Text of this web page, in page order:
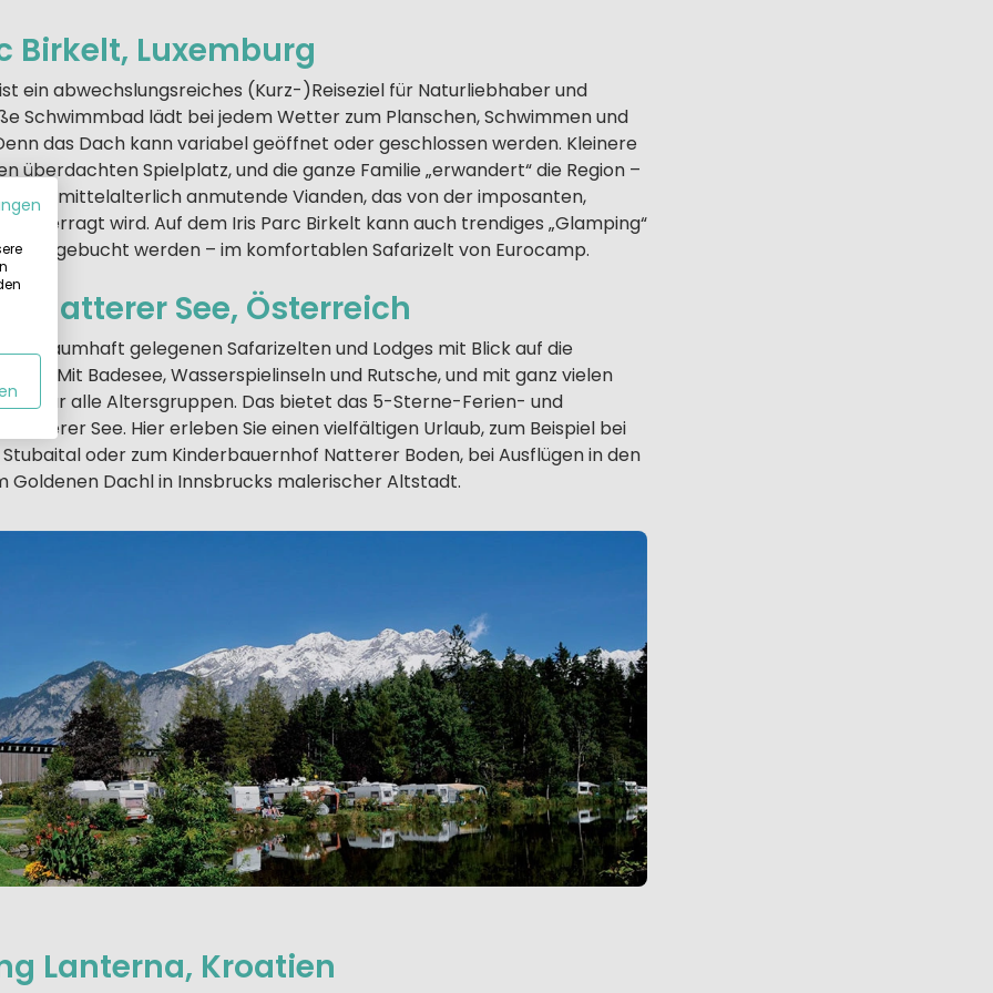
Birkelt, Luxemburg
ein abwechslungsreiches (Kurz-)Reiseziel für Naturliebhaber und
Schwimmbad lädt bei jedem Wetter zum Planschen, Schwimmen und
das Dach kann variabel geöffnet oder geschlossen werden. Kleinere
überdachten Spielplatz, und die ganze Familie „erwandert“ die Region –
es ins mittelalterlich anmutende Vianden, das von der imposanten,
überragt wird. Auf dem Iris Parc Birkelt kann auch trendiges „Glamping“
gebucht werden – im komfortablen Safarizelt von Eurocamp.
Natterer See, Österreich
traumhaft gelegenen Safarizelten und Lodges mit Blick auf die
Mit Badesee, Wasserspielinseln und Rutsche, und mit ganz vielen
für alle Altersgruppen. Das bietet das 5-Sterne-Ferien- und
Natterer See. Hier erleben Sie einen vielfältigen Urlaub, zum Beispiel bei
oder zum Kinderbauernhof Natterer Boden, bei Ausflügen in den
Goldenen Dachl in Innsbrucks malerischer Altstadt.
Lanterna, Kroatien